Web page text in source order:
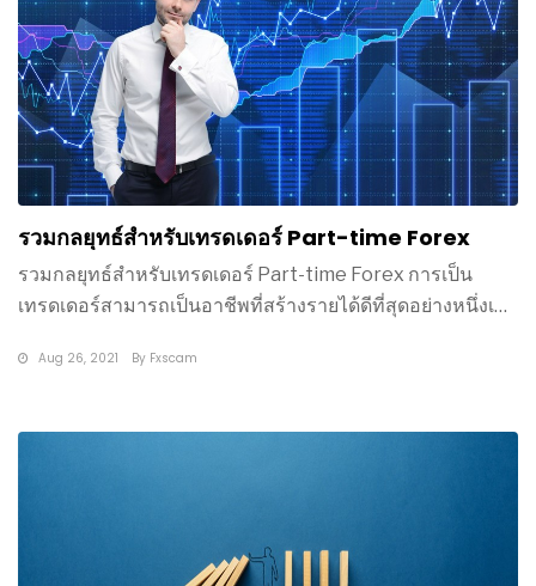
รวมกลยุทธ์สำหรับเทรดเดอร์ Part-time Forex
รวมกลยุทธ์สำหรับเทรดเดอร์ Part-time Forex การเป็น
เทรดเดอร์สามารถเป็นอาชีพที่สร้างรายได้ดีที่สุดอย่างหนึ่งเลย
Aug 26, 2021 By Fxscam